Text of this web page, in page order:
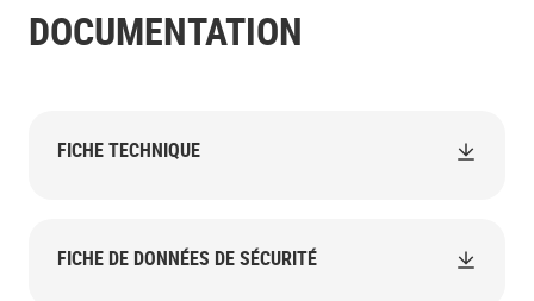
DOCUMENTATION
FICHE TECHNIQUE
FICHE DE DONNÉES DE SÉCURITÉ